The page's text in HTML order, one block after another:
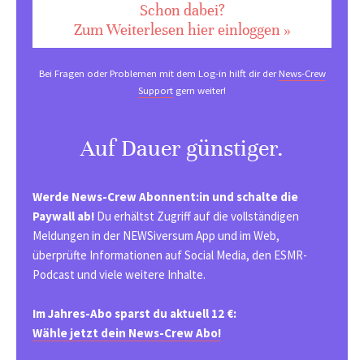
Schon dabei?
Zum Weiterlesen hier einloggen »
Bei Fragen oder Problemen mit dem Log-in hilft dir derNews-Crew
Support gern weiter!
Auf Dauer günstiger.
Werde News-Crew Abonnent:in und schalte die
Paywall ab! Du erhältst Zugriff auf die vollständigen
Meldungen in der NEWSiversum App und im Web,
überprüfte Informationen auf Social Media, den ESMR-
Podcast und viele weitere Inhalte.
Im Jahres-Abo sparst du aktuell 12 €:
Wähle jetzt dein News-Crew Abo!